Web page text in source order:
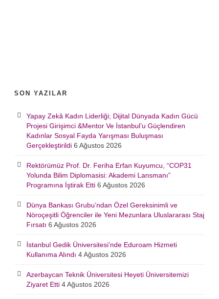
SON YAZILAR
Yapay Zekâ Kadın Liderliği; Dijital Dünyada Kadın Gücü
Projesi Girişimci &Mentor Ve İstanbul’u Güçlendiren
Kadınlar Sosyal Fayda Yarışması Buluşması
Gerçekleştirildi 6 Ağustos 2026
Rektörümüz Prof. Dr. Feriha Erfan Kuyumcu, “COP31
Yolunda Bilim Diplomasisi: Akademi Lansmanı”
Programına İştirak Etti 6 Ağustos 2026
Dünya Bankası Grubu’ndan Özel Gereksinimli ve
Nöroçeşitli Öğrenciler ile Yeni Mezunlara Uluslararası Staj
Fırsatı 6 Ağustos 2026
İstanbul Gedik Üniversitesi’nde Eduroam Hizmeti
Kullanıma Alındı 4 Ağustos 2026
Azerbaycan Teknik Üniversitesi Heyeti Üniversitemizi
Ziyaret Etti 4 Ağustos 2026